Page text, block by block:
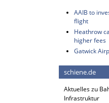
AAIB to
flight
Heathrow
higher fees
Gatwick
schiene.de
Aktuelles zu
Infrastruktur